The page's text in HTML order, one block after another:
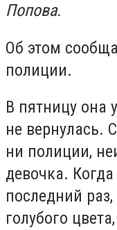
Попова.
Об этом
полиции.
В пятницу она
не вернулась.
ни полиции,
девочка.
последний
голубого